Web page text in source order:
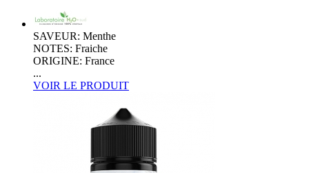
SAVEUR: Menthe
NOTES: Fraiche
ORIGINE: France
...
VOIR LE PRODUIT